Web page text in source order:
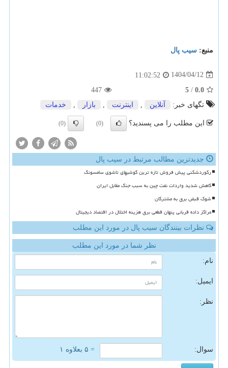
منبع: سیب پال
1404/04/12
11:02:52
0.0
/
5
447
تگهای خبر:
آنلاین اینترنت بازار خدمات
این مطلب را می پسندید؟ (0)
(0)
جدیدترین مطالب مرتبط در سیب پال
رکوردشکنی پیش فروش تازه ترین گوشیهای تاشوی سامسونگ
کاهش شدید واردات نفت چین به سبب جنگ مقابل ایران
شوک قبض برق به مشترکان
مراکز داده قربانی پنهان قطعی برق هزینه اختلال در اقتصاد دیجیتال
نظرات بینندگان سیب پال در مورد این مطلب
نظر شما در مورد این مطلب
نام:
ایمیل:
نظر:
سوال: = ۵ بعلاوه ۱